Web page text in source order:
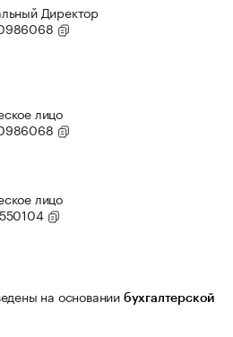
Директор
лицо
лицо
на основании бухгалтерской